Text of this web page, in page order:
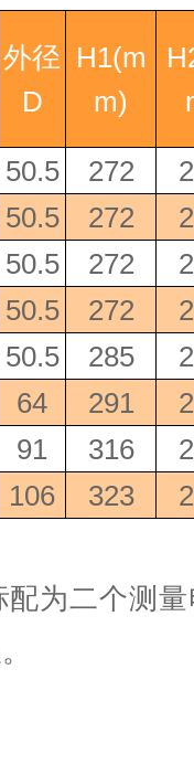
外径
D
H1(m
m)
50.5 272
50.5 272
50.5 272
50.5 272
50.5 285
64 291
91 316
106 323
为二个测